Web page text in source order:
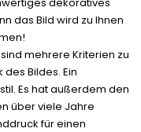
das Bild wird zu Ihnen
mehrere Kriterien zu
Bildes. Ein
Es hat außerdem den
über viele Jahre
für einen